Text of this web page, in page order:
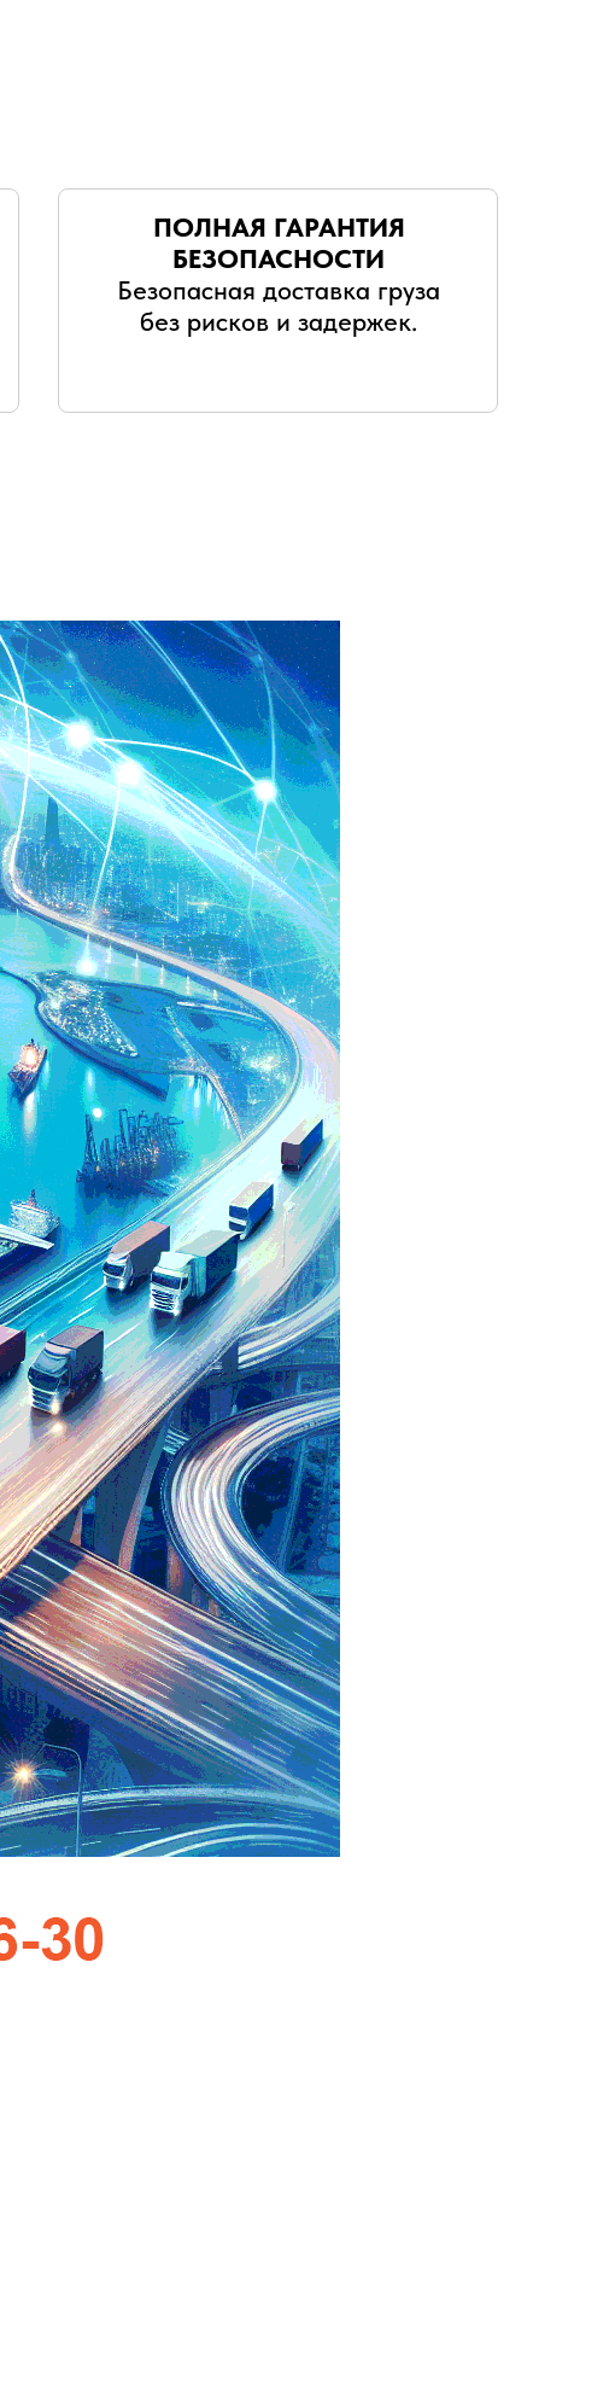
ПОЛНАЯ ГАРАНТИЯ
БЕЗОПАСНОСТИ
Безопасная доставка груза
без рисков и задержек.